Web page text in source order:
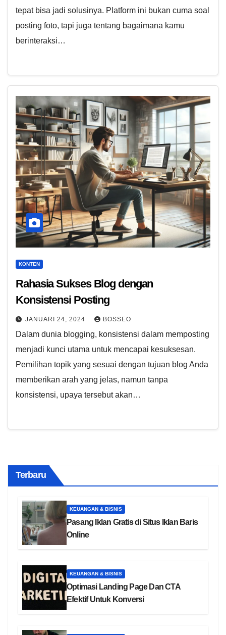
tepat bisa jadi solusinya. Platform ini bukan cuma soal
posting foto, tapi juga tentang bagaimana kamu
berinteraksi…
KONTEN
Rahasia Sukses Blog dengan
Konsistensi Posting
JANUARI 24, 2024 BOSSEO
Dalam dunia blogging, konsistensi dalam memposting
menjadi kunci utama untuk mencapai kesuksesan.
Pemilihan topik yang sesuai dengan tujuan blog Anda
memberikan arah yang jelas, namun tanpa
konsistensi, upaya tersebut akan…
Terbaru
KEUANGAN & BISNIS
Pasang Iklan Gratis di Situs Iklan Baris
Online
KEUANGAN & BISNIS
Optimasi Landing Page Dan CTA
Efektif Untuk Konversi